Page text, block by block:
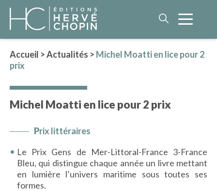
ROMAN HISTORIQUE
LITTÉRATURE GÉNÉRALE
PHILOSOPHIE
Accueil >Actualités > Michel Moatti en lice pour 2
prix
Michel Moatti en lice pour 2 prix
Prix littéraires
Le Prix Gens de Mer-Littoral-France 3-France
Bleu, qui distingue chaque année un livre mettant
en lumière l’univers maritime sous toutes ses
formes.